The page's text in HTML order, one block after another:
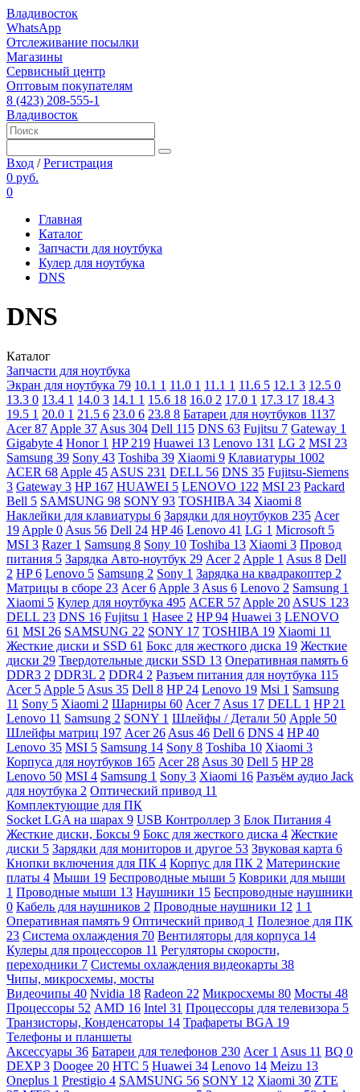
Владивосток
WhatsApp
Отслеживание посылки
Магазины
Сервисный центр
Оптовым покупателям
8 (423) 208-555-1
Владивосток
Вход /Регистрация
0 руб.
0
Главная
Каталог
Запчасти для ноутбука
Кулер для ноутбука
DNS
DNS
Каталог
Запчасти для ноутбука
Экран для ноутбука 79 10.1 1 11.0 1 11.1 1 11.6 5 12.1 3 12.5 0
13.3 0 13.4 1 14.0 3 14.1 1 15.6 18 16.0 2 17.0 1 17.3 17 18.4 3
19.5 1 20.0 1 21.5 6 23.0 6 23.8 8 Батареи для ноутбуков 1137
Acer87 Apple 37 Asus 304 Dell 115 DNS 63 Fujitsu 7 Gateway 1
Gigabyte 4 Honor 1 HP 219 Huawei 13 Lenovo 131 LG 2 MSI 23
Samsung 39 Sony 43 Toshiba 39 Xiaomi 9 Клавиатуры 1002
ACER 68 Apple 45 ASUS 231 DELL 56 DNS 35 Fujitsu-Siemens
3 Gateway 3 HP 167 HUAWEI 5 LENOVO 122 MSI 23 Packard
Bell 5 SAMSUNG 98 SONY 93 TOSHIBA 34 Xiaomi 8
Наклейки для клавиатуры 6 Зарядки для ноутбуков 235 Acer
19 Apple 0 Asus 56 Dell 24 HP46 Lenovo 41 LG 1 Microsoft 5
MSI 3 Razer 1 Samsung 8 Sony 10 Toshiba 13 Xiaomi 3 Провод
питания 5 Зарядка Авто-ноутбук 29 Acer 2 Apple 1 Asus 8 Dell
2 HP6 Lenovo 5 Samsung 2 Sony 1 Зарядка на квадракоптер 2
Матрицы в сборе 23 Acer6 Apple 3 Asus 6 Lenovo 2 Samsung 1
Xiaomi 5 Кулер для ноутбука 495 ACER 57 Apple 20 ASUS 123
DELL 23 DNS 16 Fujitsu 1 Hasee 2 HP94 Huawei 3 LENOVO
61 MSI 26 SAMSUNG 22 SONY 17 TOSHIBA 19 Xiaomi 11
Жесткие диски и SSD 61 Бокс для жесткого диска 19 Жесткие
диски 29 Твердотельные диски SSD 13 Оперативная память 6
DDR3 2 DDR3L 2 DDR4 2 Разъем питания для ноутбука 115
Acer 5 Apple 5 Asus 35 Dell 8 HP 24 Lenovo 19 Msi 1 Samsung
11 Sony 5 Xiaomi 2 Шарниры 60 Acer 7 Asus 17 DELL 1 HP 21
Lenovo 11 Samsung 2 SONY 1 Шлейфы / Детали 50 Apple 50
Шлейфы матриц 197 Acer 26 Asus 46 Dell 6 DNS 4 HP40
Lenovo 35 MSI 5 Samsung 14 Sony 8 Toshiba 10 Xiaomi 3
Корпуса для ноутбуков 165 Acer 28 Asus 30 Dell 5 HP 28
Lenovo 50 MSI 4 Samsung 1 Sony 3 Xiaomi 16 Разъём аудио Jack
для ноутбука 2 Оптический привод 11
Комплектующие для ПК
Socket LGA на шарах 9 USB Контроллер 3 Блок Питания 4
Жесткие диски, Боксы 9 Бокс для жесткого диска 4 Жесткие
диски 5 Зарядки для мониторов и другое 53 Звуковая карта 6
Кнопки включения для ПК 4 Корпус для ПК 2 Материнские
платы 4 Мыши 19 Беспроводные мыши 5 Коврики для мыши
1 Проводные мыши 13 Наушники 15 Беспроводные наушники
0 Кабель для наушников 2 Проводные наушники 12 1 1
Оперативная память 9 Оптический привод 1 Полезное для ПК
23 Система охлаждения 70 Вентиляторы для корпуса 14
Кулеры для процессоров 11 Регуляторы скорости,
переходники 7 Системы охлаждения видеокарты 38
Чипы, микросхемы, мосты
Видеочипы 40 Nvidia 18 Radeon 22 Микросхемы 80 Мосты 48
Процессоры 52 AMD 16 Intel 31 Процессоры для телевизора 5
Транзисторы, Конденсаторы 14 Трафареты BGA 19
Телефоны и планшеты
Аксессуары 36 Батареи для телефонов 230 Acer 1 Asus 11 BQ 0
DEXP3 Doogee 20 HTC 5 Huawei 34 Lenovo 14 Meizu 13
Oneplus 1 Prestigio 4 SAMSUNG 56 SONY 12 Xiaomi 30 ZTE